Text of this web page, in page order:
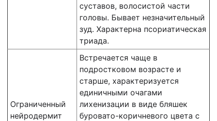
суставов, волосистой части
головы. Бывает незна­чительный
зуд. Характерна псориатическая
триада.
Ограниченный
нейро­дермит
Встречается чаще в
подростковом возрасте и
старше, характеризуется
единичными очагами
лихенизации в виде бляшек
буровато-коричневого цвета с